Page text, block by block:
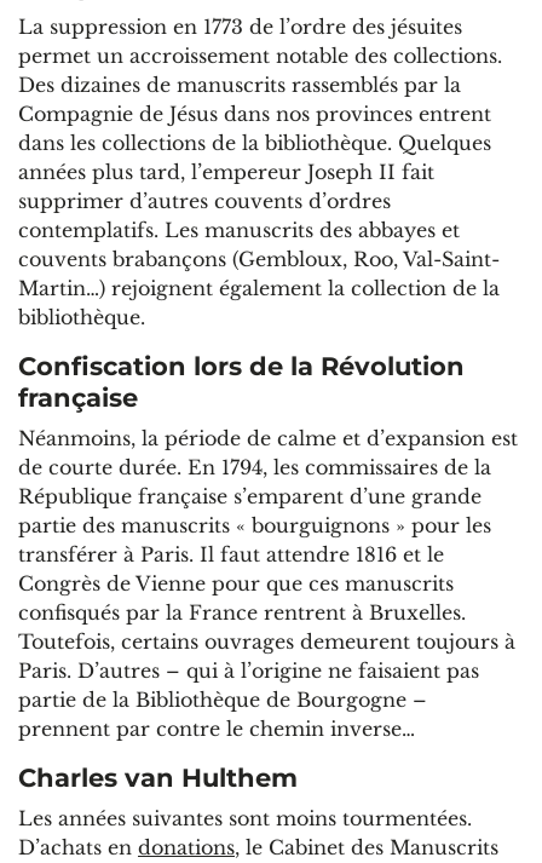
La suppression en 1773 de l’ordre des jésuites
permet un accroissement notable des collections.
Des dizaines de manuscrits rassemblés par la
Compagnie de Jésus dans nos provinces entrent
dans les collections de la bibliothèque. Quelques
années plus tard, l’empereur Joseph II fait
supprimer d’autres couvents d’ordres
contemplatifs. Les manuscrits des abbayes et
couvents brabançons (Gembloux, Roo, Val-Saint-
Martin…) rejoignent également la collection de la
bibliothèque.
Confiscation lors de la Révolution
française
Néanmoins, la période de calme et d’expansion est
de courte durée. En 1794, les commissaires de la
République française s’emparent d’une grande
partie des manuscrits « bourguignons » pour les
transférer à Paris. Il faut attendre 1816 et le
Congrès de Vienne pour que ces manuscrits
confisqués par la France rentrent à Bruxelles.
Toutefois, certains ouvrages demeurent toujours à
Paris. D’autres – qui à l’origine ne faisaient pas
partie de la Bibliothèque de Bourgogne –
prennent par contre le chemin inverse…
Charles van Hulthem
Les années suivantes sont moins tourmentées.
D’achats en donations, le Cabinet des Manuscrits